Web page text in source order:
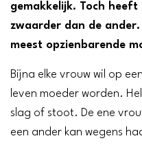
gemakkelijk. Toch
zwaarder dan de
meest opzienbarende
Bijna elke vrouw wil op
leven moeder worden.
slag of stoot. De ene
een ander kan wegens